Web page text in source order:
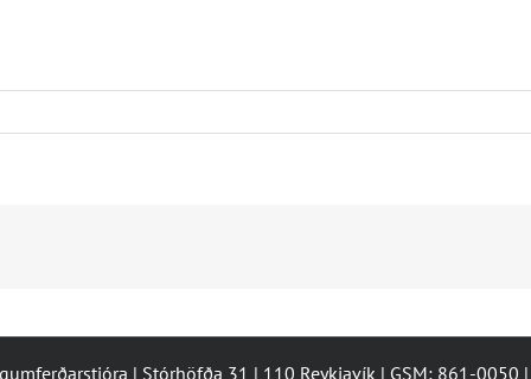
| Stórhöfða 31 | 110 Reykjavík | GSM: 861-0050 |